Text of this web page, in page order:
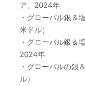
ア、2024年
・グローバル銀＆
米ドル）
・グローバル銀＆
2024年
・グローバルの銀
ル）